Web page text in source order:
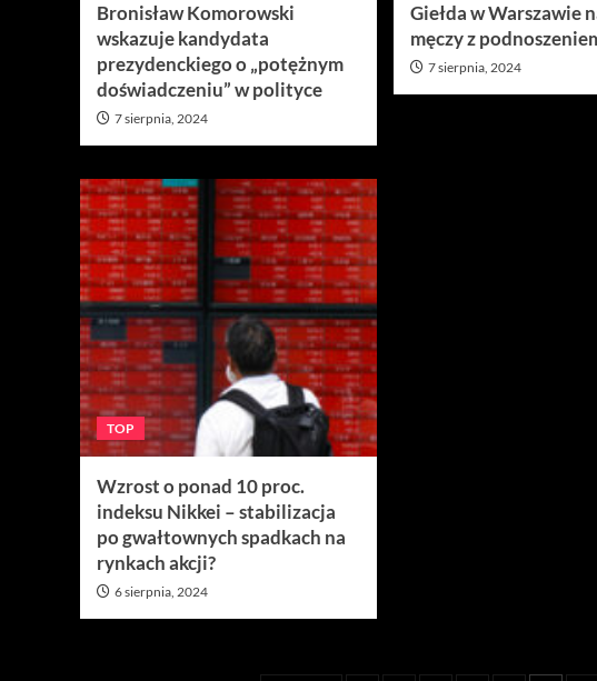
Bronisław Komorowski
wskazuje kandydata
prezydenckiego o „potężnym
doświadczeniu” w polityce
7 sierpnia, 2024
Giełda w Warszawie
męczy z
7 sierpnia, 2024
TOP
Wzrost o ponad 10 proc.
indeksu Nikkei – stabilizacja
po gwałtownych spadkach na
rynkach akcji?
6 sierpnia, 2024